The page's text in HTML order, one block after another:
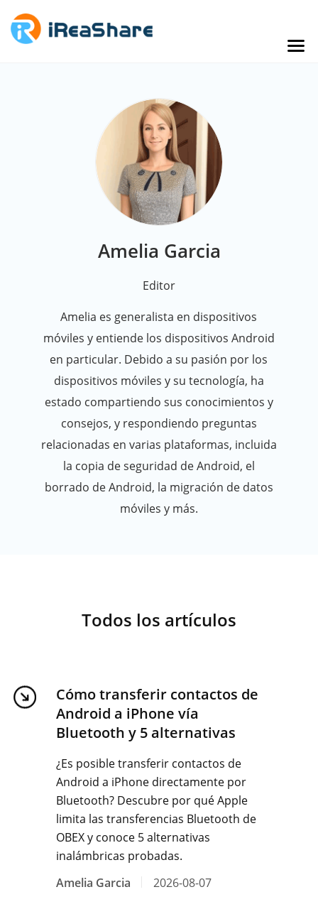
Amelia Garcia
Editor
Amelia es generalista en dispositivos
móviles y entiende los dispositivos Android
en particular. Debido a su pasión por los
dispositivos móviles y su tecnología, ha
estado compartiendo sus conocimientos y
consejos, y respondiendo preguntas
relacionadas en varias plataformas, incluida
la copia de seguridad de Android, el
borrado de Android, la migración de datos
móviles y más.
Todos los artículos
Cómo transferir contactos de
Android a iPhone vía
Bluetooth y 5 alternativas
¿Es posible transferir contactos de
Android a iPhone directamente por
Bluetooth? Descubre por qué Apple
limita las transferencias Bluetooth de
OBEX y conoce 5 alternativas
inalámbricas probadas.
Amelia Garcia
2026-08-07